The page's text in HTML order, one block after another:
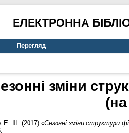
ЕЛЕКТРОННА
Перегляд
зміни
Е. Ш. (2017) «Сезонні зміни структури